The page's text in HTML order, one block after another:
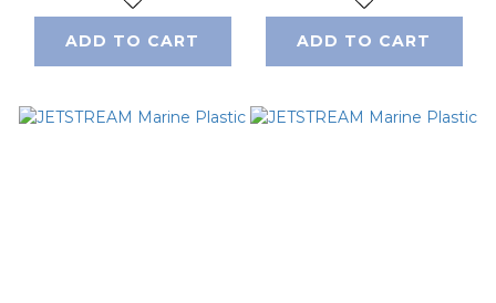
ADD TO CART ADD TO CART